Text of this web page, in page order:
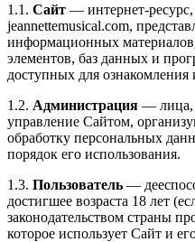
1.1. Сайт — интернет-
jeannettemusical.com,
информационных
элементов, баз данных и
доступных для ознакомления
1.2. Администрация — лица,
управление Сайтом,
обработку персональных
порядок его использования.
1.3. Пользователь —
достигшее возраста 18 лет
законодательством страны
которое использует Сайт и